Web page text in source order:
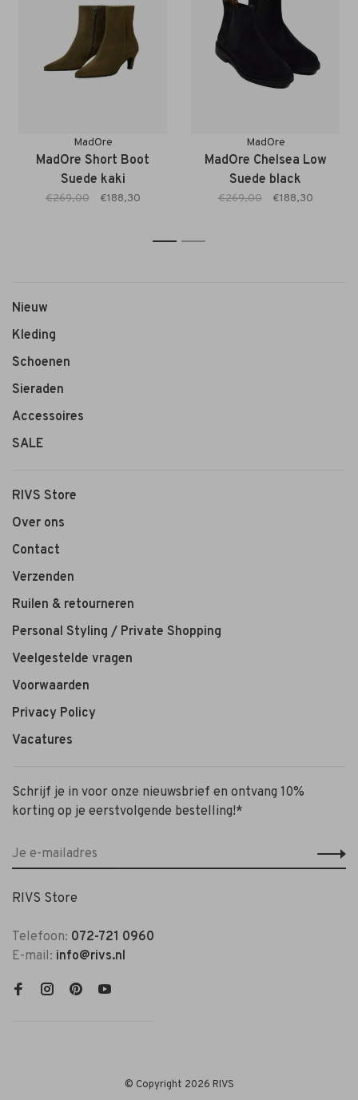
MadOre
MadOre Short Boot
Suede kaki
€269,00 €188,30
MadOre
MadOre Chelsea Low
Suede black
€269,00 €188,30
1 2
Nieuw
Kleding
Schoenen
Sieraden
Accessoires
SALE
RIVS Store
Over ons
Contact
Verzenden
Ruilen & retourneren
Personal Styling / Private Shopping
Veelgestelde vragen
Voorwaarden
Privacy Policy
Vacatures
Schrijf je in voor onze nieuwsbrief en ontvang 10%
korting op je eerstvolgende bestelling!*
RIVS Store
Telefoon: 072-721 0960
E-mail: info@rivs.nl
© Copyright 2026 RIVS